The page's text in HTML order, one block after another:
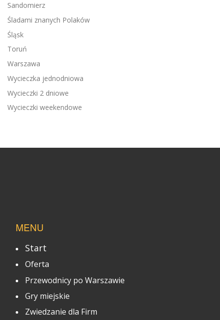
Sandomierz
Śladami znanych Polaków
Śląsk
Toruń
Warszawa
Wycieczka jednodniowa
Wycieczki 2 dniowe
Wycieczki weekendowe
MENU
Start
Oferta
Przewodnicy po Warszawie
Gry miejskie
Zwiedzanie dla Firm